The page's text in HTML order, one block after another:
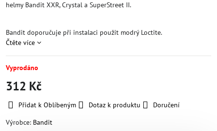
helmy Bandit XXR, Crystal a SuperStreet II.
Bandit doporučuje při instalaci použit modrý Loctite.
Čtěte více
Vyprodáno
312 Kč
Přidat k Oblíbeným Dotaz k produktu
Doručení
Výrobce: Bandit